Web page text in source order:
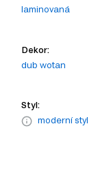
laminovaná
Dekor:
dub wotan
Styl:
moderní styl